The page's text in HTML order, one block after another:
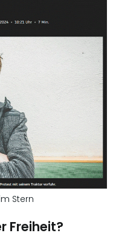
Stern
Freiheit?